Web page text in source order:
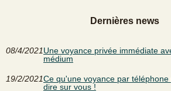
Dernières news
08/4/2021Une voyance privée immédiate
médium
19/2/2021Ce qu'une voyance par téléphone
dire sur vous !